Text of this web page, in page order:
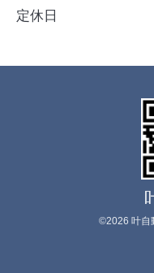
定休日
©2026 叶自